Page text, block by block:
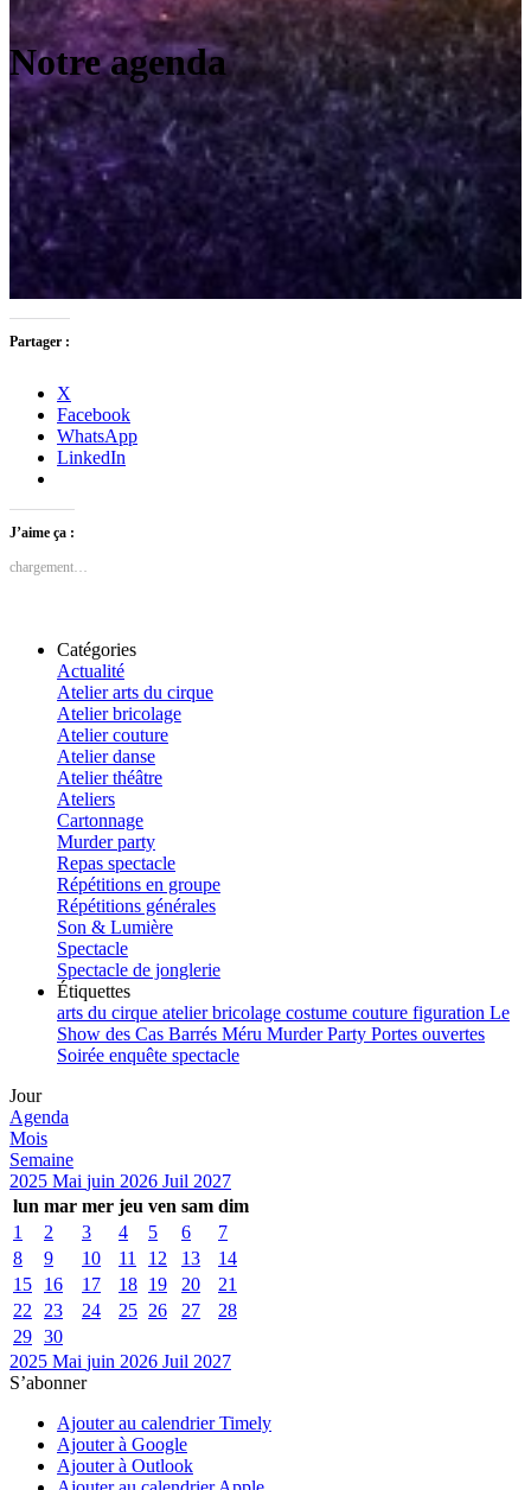
Notre agenda
Partager :
X
Facebook
WhatsApp
LinkedIn
J’aime ça :
chargement…
Catégories
Actualité
Atelier arts du cirque
Atelier bricolage
Atelier couture
Atelier danse
Atelier théâtre
Ateliers
Cartonnage
Murder party
Repas spectacle
Répétitions en groupe
Répétitions générales
Son & Lumière
Spectacle
Spectacle de jonglerie
Étiquettes
arts du cirque atelierbricolage costume couture figuration Le
Show des Cas Barrés Méru Murder Party Portes ouvertes
Soirée enquête spectacle
Jour
Agenda
Mois
Semaine
2025 Mai juin 2026 Juil 2027
lun mar mer jeu ven sam dim
1
2 3 4 5 6
7
8
9 10 11 12 13
14
15
16 17 18 19 20
21
22
23 24 25 26 27
28
29 30
2025 Mai juin 2026 Juil 2027
S’abonner
Ajouter au calendrier Timely
Ajouter à Google
Ajouter à Outlook